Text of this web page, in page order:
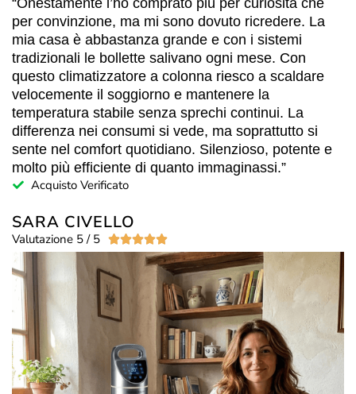
per convinzione, ma mi sono dovuto ricredere. La
mia casa è abbastanza grande e con i sistemi
tradizionali le bollette salivano ogni mese. Con
questo climatizzatore a colonna riesco a scaldare
velocemente il soggiorno e mantenere la
temperatura stabile senza sprechi continui. La
differenza nei consumi si vede, ma soprattutto si
sente nel comfort quotidiano. Silenzioso, potente e
molto più efficiente di quanto immaginassi.”
Acquisto Verificato
SARA CIVELLO
Valutazione 5 / 5 